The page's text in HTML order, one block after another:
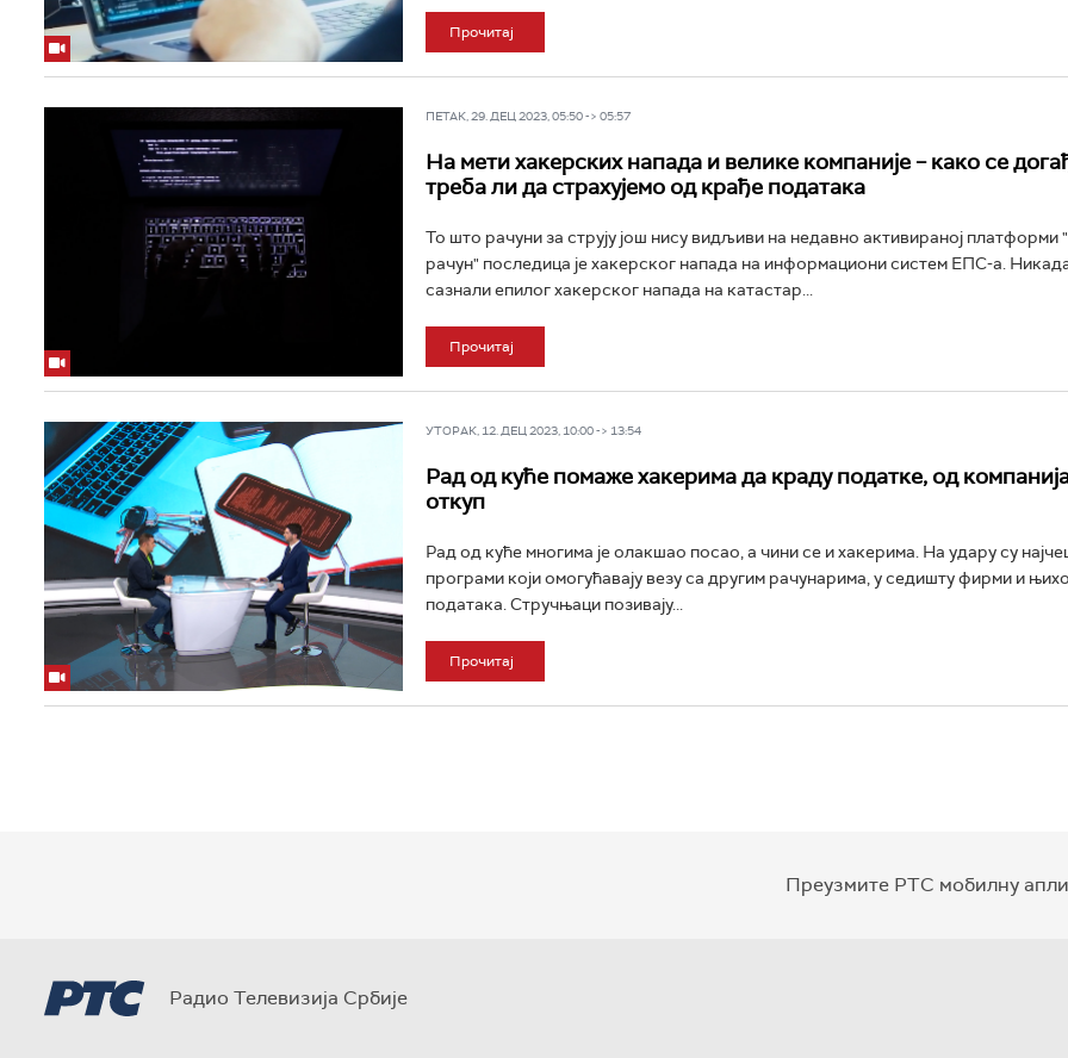
Прочитај
ПЕТАК, 29. ДЕЦ 2023, 05:50 -> 05:57
На мети хакерских напада и велике компаније – како се
треба ли да страхујемо од крађе података
То што рачуни за струју још нису видљиви на недавно активираној платформи
рачун" последица је хакерског напада на информациони систем ЕПС-а.
сазнали епилог хакерског напада на катастар...
Прочитај
УТОРАК, 12. ДЕЦ 2023, 10:00 -> 13:54
Рад од куће помаже хакерима да краду податке, од
откуп
Рад од куће многима је олакшао посао, а чини се и хакерима. На удару су
програми који омогућавају везу са другим рачунарима, у седишту фирми и
података. Стручњаци позивају...
Прочитај
Преузмите РТС мобилну
Радио Телевизија Србије